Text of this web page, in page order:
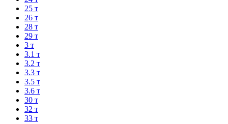
25 т
26 т
28 т
29 т
3 т
3.1 т
3.2 т
3.3 т
3.5 т
3.6 т
30 т
32 т
33 т